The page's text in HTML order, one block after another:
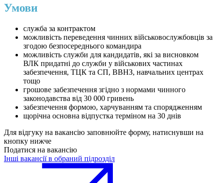
Умови
служба за контрактом
можливість переведення чинних військовослужбовців за
згодою безпосереднього командира
можливість служби для кандидатів, які за висновком
ВЛК придатні до служби у військових частинах
забезпечення, ТЦК та СП, ВВНЗ, навчальних центрах
тощо
грошове забезпечення згідно з нормами чинного
законодавства від 30 000 гривень
забезпечення формою, харчуванням та спорядженням
щорічна основна відпустка терміном на 30 днів
Для відгуку на вакансію заповнюйте форму, натиснувши на
кнопку нижче
Податися на вакансію
Інші вакансії в обраний підрозділ